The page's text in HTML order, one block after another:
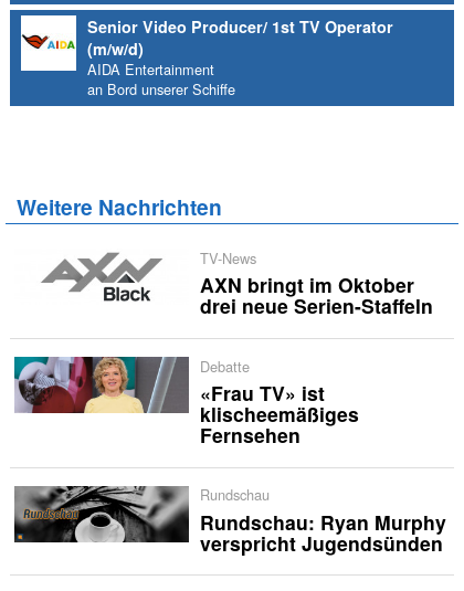
Senior Video Producer/ 1st TV Operator
(m/w/d)
AIDA Entertainment
an Bord unserer Schiffe
Weitere Nachrichten
TV-News
AXN bringt im Oktober
drei neue Serien-Staffeln
Debatte
«Frau TV» ist
klischeemäßiges
Fernsehen
Rundschau
Rundschau: Ryan Murphy
verspricht Jugendsünden